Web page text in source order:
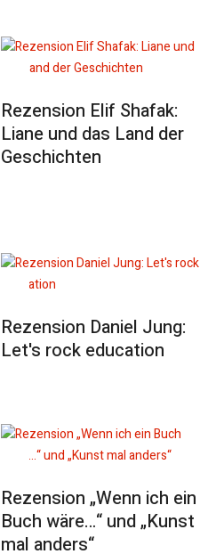
Rezension Elif Shafak:
Liane und das Land der
Geschichten
Rezension Daniel Jung:
Let's rock education
Rezension „Wenn ich ein
Buch wäre…“ und „Kunst
mal anders“